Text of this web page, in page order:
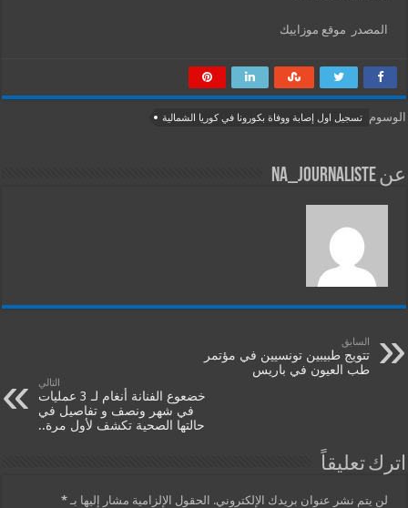
المصدر موقع موزاييك
الوسوم تسجيل اول إصابة ووفاة بكورونا في كوريا الشمالية
عن na_journaliste
السابق
تتويج طبيبين تونسيين في مؤتمر
طب العيون في باريس
التالي
خضعوع الفنانة أنغام لـ 3 عمليات
في شهر ونصف و تفاصيل في
حالتها الصحية تكشف لأول مرة..
اترك تعليقاً
لن يتم نشر عنوان بريدك الإلكتروني. الحقول الإلزامية مشار إليها بـ*